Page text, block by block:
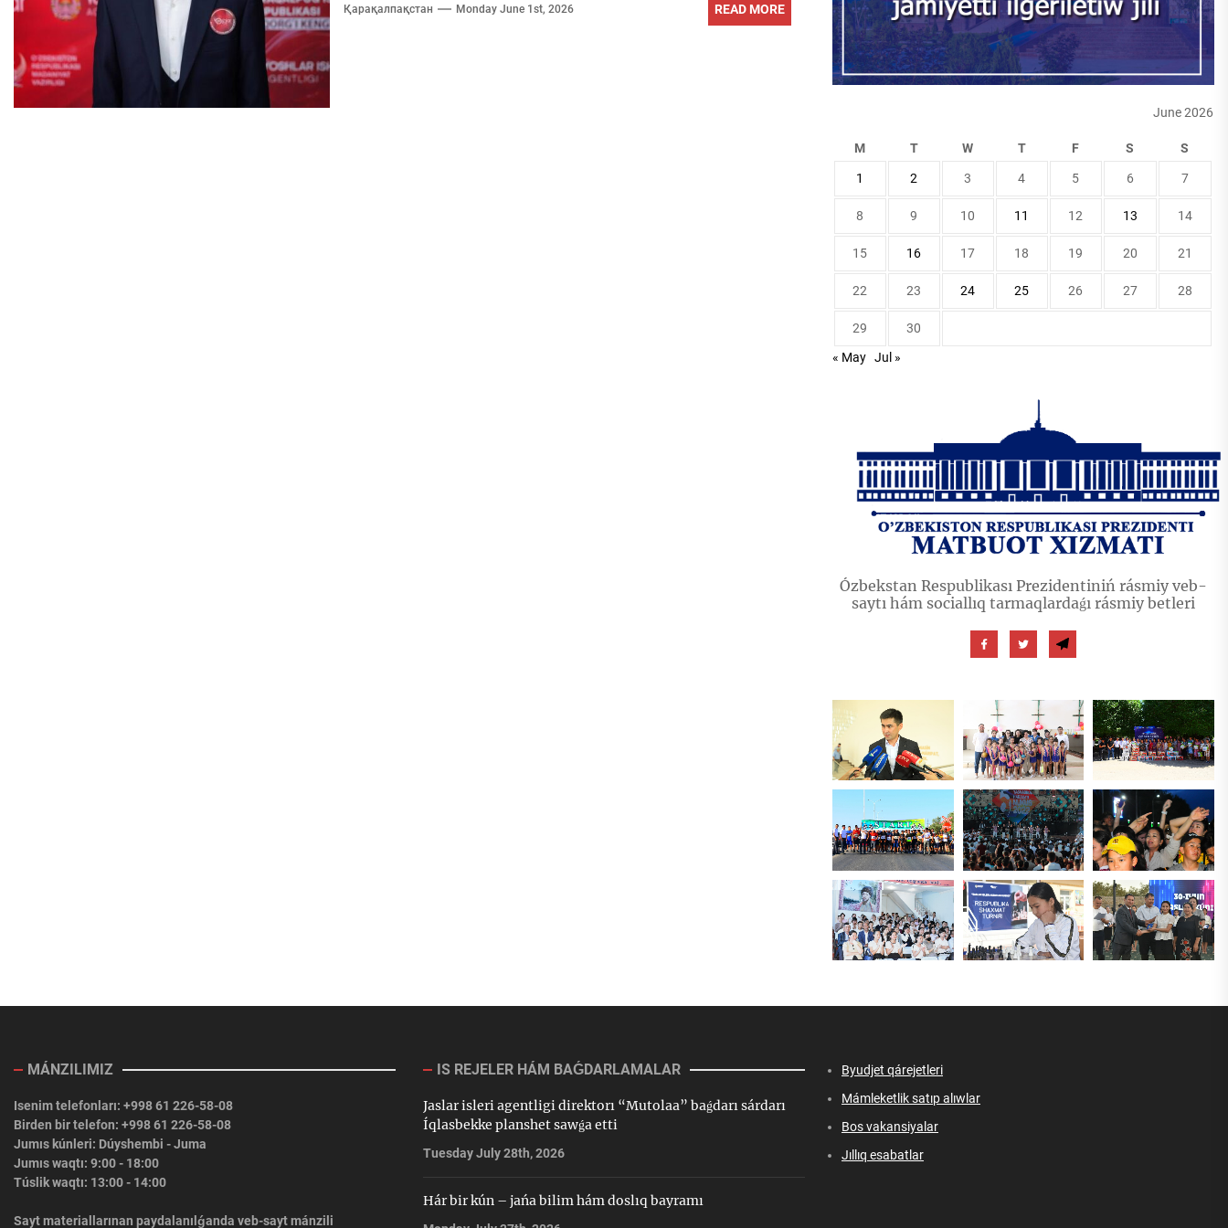
Қарақалпақстан Monday June 1st, 2026 READ MORE
June 2026
M T W T F S S
1 2 3 4 5 6 7
8 9 10 11 12 13 14
15 16 17 18 19 20 21
22 23 24 25 26 27 28
29
30
« May Jul »
Ózbekstan Respublikası Prezidentiniń rásmiy veb-
saytı hám sociallıq tarmaqlardaǵı rásmiy betleri
MÁNZILIMIZ
Isenim telefonları: +998 61 226-58-08
Birden bir telefon: +998 61 226-58-08
Jumıs kúnleri: Dúyshembi - Juma
Jumıs waqtı: 9:00 - 18:00
Túslik waqtı: 13:00 - 14:00
Sayt materiallarınan paydalanılǵanda veb-sayt mánzili
IS REJELER HÁM BAǴDARLAMALAR
Jaslar isleri agentligi direktorı “Mutolaa” baǵdarı sárdarı
Íqlasbekke planshet sawǵa etti
Tuesday July 28th, 2026
Hár bir kún – jańa bilim hám doslıq bayramı
Byudjet qárejetleri
Mámleketlik satıp alıwlar
Bos vakansiyalar
Jıllıq esabatlar